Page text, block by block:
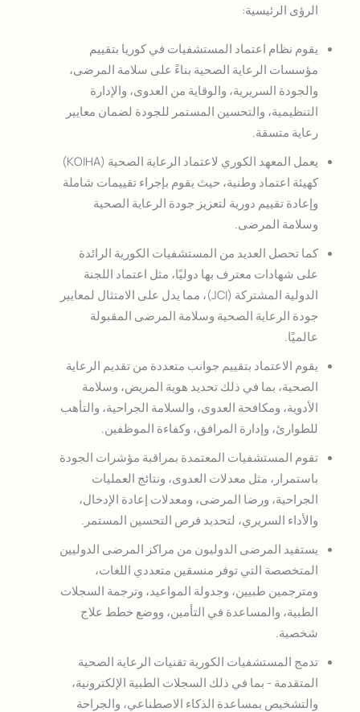
الرؤى الرئيسية:
يقوم نظام اعتماد المستشفيات في كوريا بتقييم
مؤسسات الرعاية الصحية بناءً على سلامة المرضى،
والجودة السريرية، والوقاية من العدوى، والإدارة
التنظيمية، والتحسين المستمر للجودة لضمان معايير
رعاية متسقة.
يعمل المعهد الكوري لاعتماد الرعاية الصحية (KOIHA)
كهيئة اعتماد وطنية، حيث يقوم بإجراء تقييمات شاملة
وإعادة تقييم دورية لتعزيز جودة الرعاية الصحية
وسلامة المرضى.
كما تحصل العديد من المستشفيات الكورية الرائدة
على شهادات معترف بها دوليًا، مثل اعتماد اللجنة
الدولية المشتركة (JCI)، مما يدل على الامتثال لمعايير
جودة الرعاية الصحية وسلامة المرضى المقبولة
عالميًا.
يقوم الاعتماد بتقييم جوانب متعددة من تقديم الرعاية
الصحية، بما في ذلك تحديد هوية المريض، وسلامة
الأدوية، ومكافحة العدوى، والسلامة الجراحية، والتأهب
للطوارئ، وإدارة المرافق، وكفاءة الموظفين.
تقوم المستشفيات المعتمدة بمراقبة مؤشرات الجودة
باستمرار، مثل معدلات العدوى، ونتائج العمليات
الجراحية، ورضا المرضى، ومعدلات إعادة الإدخال،
والأداء السريري، لتحديد فرص التحسين المستمر.
يستفيد المرضى الدوليون من مراكز المرضى الدوليين
المتخصصة التي توفر منسقين متعددي اللغات،
ومترجمين طبيين، وجدولة المواعيد، وترجمة السجلات
الطبية، والمساعدة في التأمين، ووضع خطط علاج
شخصية.
تدمج المستشفيات الكورية تقنيات الرعاية الصحية
المتقدمة - بما في ذلك السجلات الطبية الإلكترونية،
والتشخيص بمساعدة الذكاء الاصطناعي، والجراحة